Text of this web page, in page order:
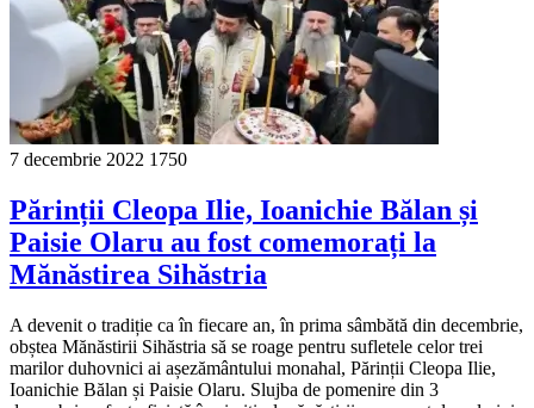
7 decembrie 2022 1750
Părinții Cleopa Ilie, Ioanichie Bălan și
Paisie Olaru au fost comemorați la
Mănăstirea Sihăstria
A devenit o tradiție ca în fiecare an, în prima sâmbătă din decembrie,
obștea Mănăstirii Sihăstria să se roage pentru sufletele celor trei
marilor duhovnici ai așezământului monahal, Părinții Cleopa Ilie,
Ioanichie Bălan și Paisie Olaru. Slujba de pomenire din 3